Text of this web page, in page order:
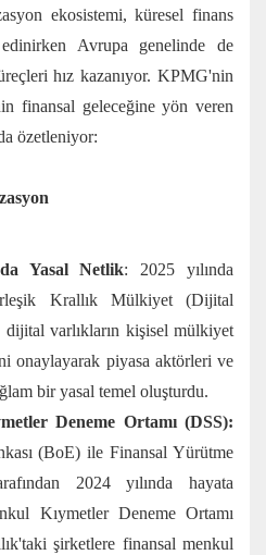
ekosistemi, küresel finans
Avrupa genelinde de
hız kazanıyor. KPMG'nin
finansal geleceğine yön veren
özetleniyor:
Yasal Netlik: 2025 yılında
Krallık Mülkiyet (Dijital
dijital varlıkların kişisel mülkiyet
onaylayarak piyasa aktörleri ve
bir yasal temel oluşturdu.
Deneme Ortamı (DSS):
(BoE) ile Finansal Yürütme
2024 yılında hayata
Kıymetler Deneme Ortamı
şirketlere finansal menkul